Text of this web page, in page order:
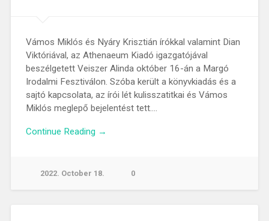
Vámos Miklós és Nyáry Krisztián írókkal valamint Dian
Viktóriával, az Athenaeum Kiadó igazgatójával
beszélgetett Veiszer Alinda október 16-án a Margó
Irodalmi Fesztiválon. Szóba került a könyvkiadás és a
sajtó kapcsolata, az írói lét kulisszatitkai és Vámos
Miklós meglepő bejelentést tett….
Continue Reading →
2022. October 18. 0